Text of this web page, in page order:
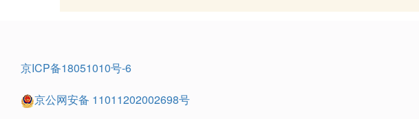
京ICP备18051010号-6
京公网安备 11011202002698号